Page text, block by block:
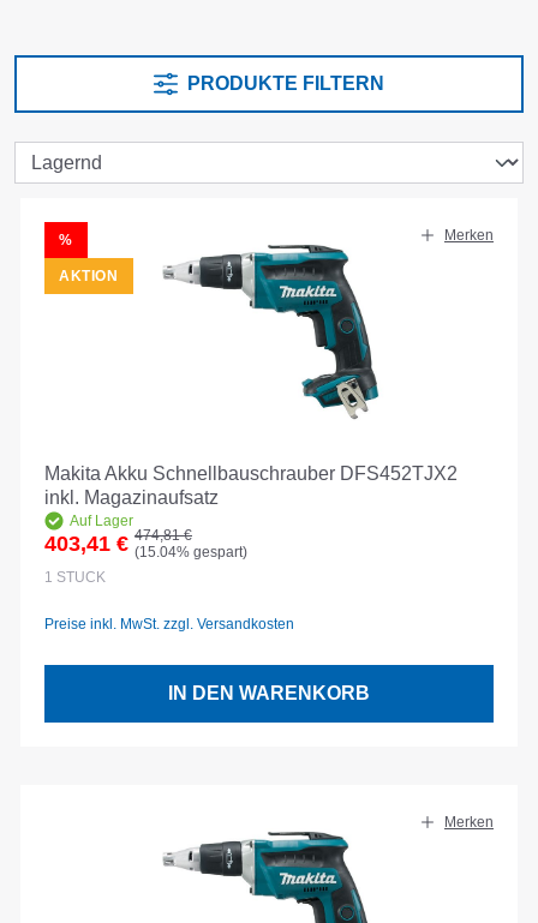
PRODUKTE FILTERN
RABATT
%
AKTION
Merken
Makita Akku Schnellbauschrauber DFS452TJX2
inkl. Magazinaufsatz
Auf Lager
Verkaufspreis:
403,41 € Regulärer Preis:
474,81 €
(15.04% gespart)
1 STÜCK
Preise inkl. MwSt. zzgl. Versandkosten
IN DEN WARENKORB
Merken